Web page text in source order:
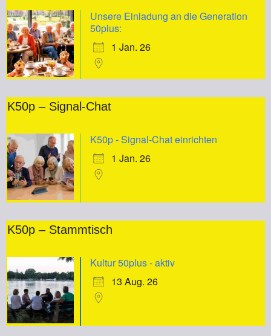
Unsere Einladung an die Generation
50plus:
1 Jan. 26
K50p – Signal-Chat
K50p - Signal-Chat einrichten
1 Jan. 26
K50p – Stammtisch
Kultur 50plus - aktiv
13 Aug. 26